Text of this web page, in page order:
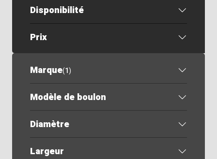
Disponibilité
Prix
Marque(1)
Modèle de boulon
Diamètre
Largeur